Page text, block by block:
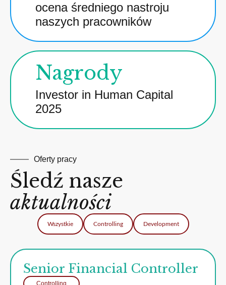
ocena średniego nastroju
naszych pracowników
Nagrody
Investor in Human Capital
2025
Oferty pracy
Śledź nasze
aktualności
Wszystkie Controlling Development
Senior Financial Controller​
Controlling